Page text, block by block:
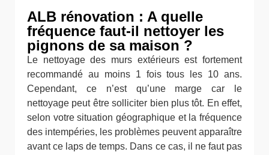
ALB rénovation : A quelle
fréquence faut-il nettoyer les
pignons de sa maison ?
Le nettoyage des murs extérieurs est fortement
recommandé au moins 1 fois tous les 10 ans.
Cependant, ce n’est qu’une marge car le
nettoyage peut être solliciter bien plus tôt. En effet,
selon votre situation géographique et la fréquence
des intempéries, les problèmes peuvent apparaître
avant ce laps de temps. Dans ce cas, il ne faut pas